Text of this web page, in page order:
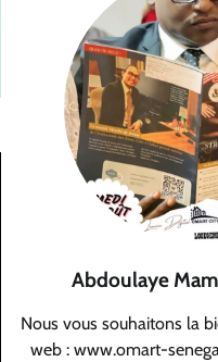
Abdoulaye
Nous vous souhaitons la
web : www.omart-